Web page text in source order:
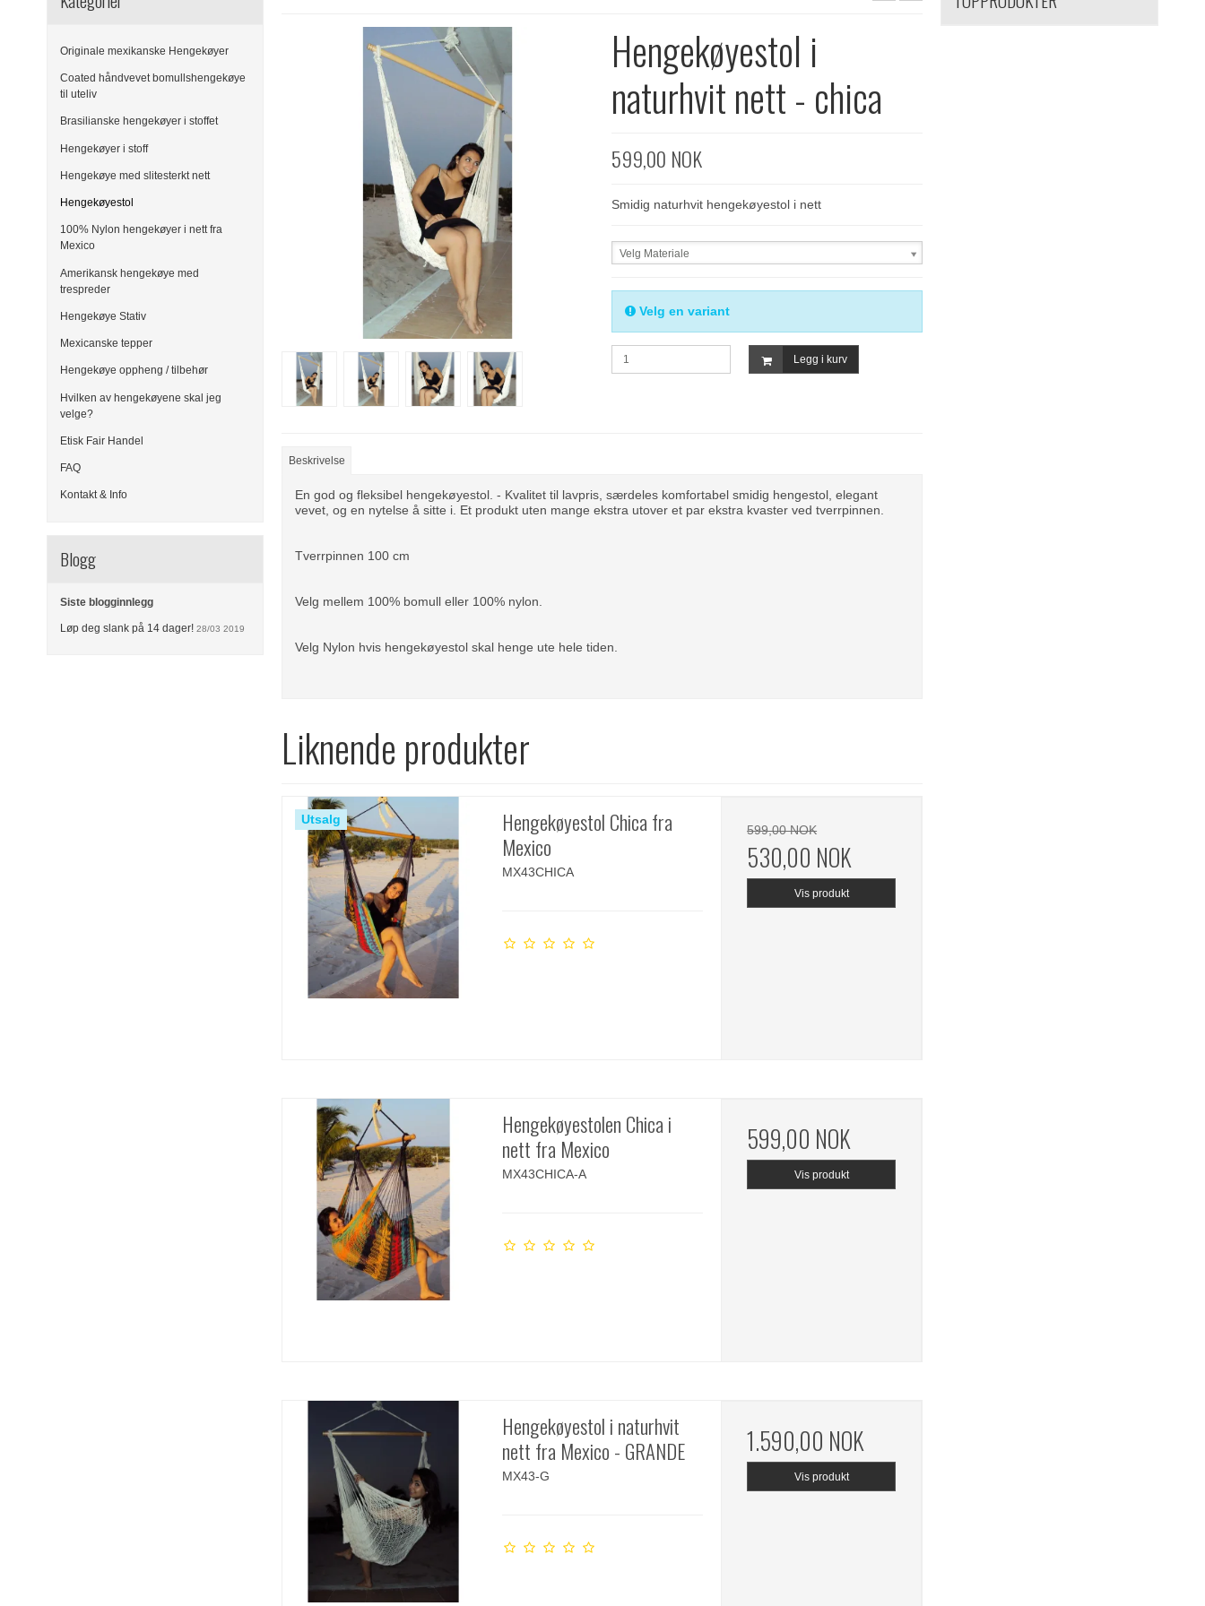
Originale mexikanske Hengekøyer
Coated håndvevet bomullshengekøye
til uteliv
Brasilianske hengekøyer i stoffet
Hengekøyer i stoff
Hengekøye med slitesterkt nett
Hengekøyestol
100% Nylon hengekøyer i nett fra
Mexico
Amerikansk hengekøye med
trespreder
Hengekøye Stativ
Mexicanske tepper
Hengekøye oppheng / tilbehør
Hvilken av hengekøyene skal jeg
velge?
Etisk Fair Handel
FAQ
Kontakt & Info
Blogg
Siste blogginnlegg
Løp deg slank på 14 dager! 28/03 2019
Hengekøyestol i
naturhvit nett - chica
599,00 NOK
Smidig naturhvit hengekøyestol i nett
Velg Materiale
Velg en variant
Legg i kurv
Beskrivelse
En god og fleksibel hengekøyestol. - Kvalitet til lavpris, særdeles komfortabel smidig hengestol, elegant
vevet, og en nytelse å sitte i. Et produkt uten mange ekstra utover et par ekstra kvaster ved tverrpinnen.
Tverrpinnen 100 cm
Velg mellem 100% bomull eller 100% nylon.
Velg Nylon hvis hengekøyestol skal henge ute hele tiden.
Liknende produkter
Utsalg
Hengekøyestol Chica fra
Mexico
MX43CHICA
599,00 NOK
530,00 NOK
Vis produkt
Hengekøyestolen Chica i
nett fra Mexico
MX43CHICA-A
599,00 NOK
Vis produkt
Hengekøyestol i naturhvit
nett fra Mexico - GRANDE
MX43-G
1.590,00 NOK
Vis produkt